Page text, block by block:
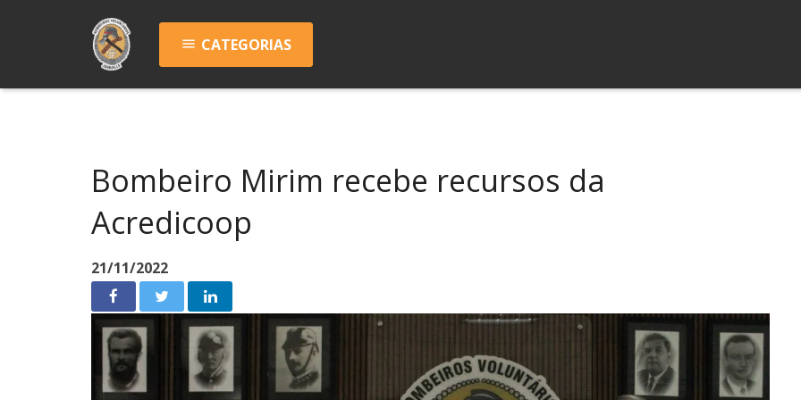
menu CATEGORIAS
Bombeiro Mirim recebe recursos da
Acredicoop
21/11/2022